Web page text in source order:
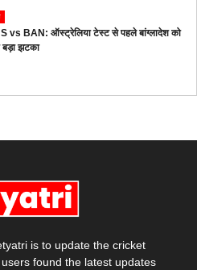
vs BAN: ऑस्ट्रेलिया टेस्ट से पहले बांग्लादेश को
बड़ा झटका
is to update the cricket
found the latest updates